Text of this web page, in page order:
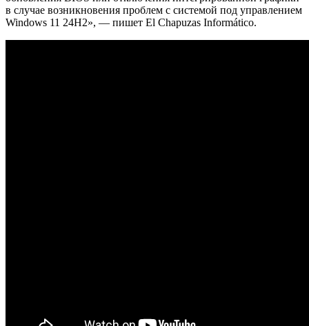
в случае возникновения проблем с системой под управлением
Windows 11 24H2», — пишет El Chapuzas Informático.